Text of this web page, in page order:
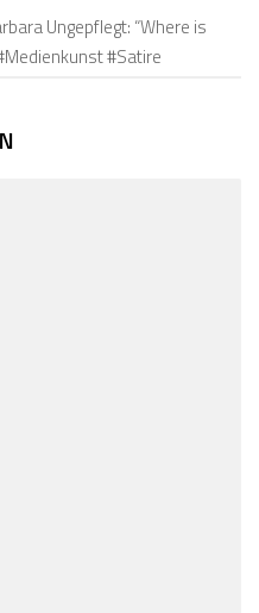
Ungepflegt: “Where is
#Satire